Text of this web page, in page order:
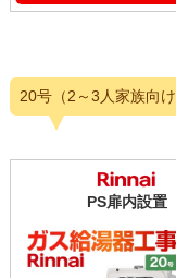
20号（2～3人家族向け
PS扉内設置